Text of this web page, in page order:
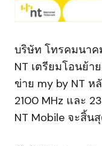
บริษัท โทรคมนา
NT เตรียมโอนย้า
ข่าย my by NT
2100 MHz และ
NT Mobile จะสิ้น